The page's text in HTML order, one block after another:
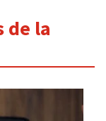
de la